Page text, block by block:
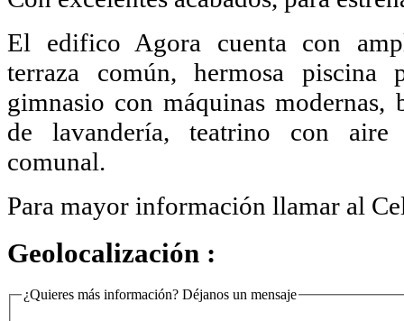
El edifico Agora cuenta con
terraza común, hermosa piscina
gimnasio con máquinas modernas,
de lavandería, teatrino con aire
comunal.
Para mayor información llamar al
Geolocalización :
¿Quieres más información? Déjanos un mensaje